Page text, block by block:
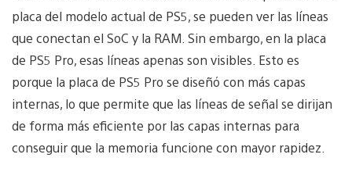
placa del modelo actual de PS5, se pueden ver las líneas
que conectan el SoC y la RAM. Sin embargo, en la placa
de PS5 Pro, esas líneas apenas son visibles. Esto es
porque la placa de PS5 Pro se diseñó con más capas
internas, lo que permite que las líneas de señal se dirijan
de forma más eficiente por las capas internas para
conseguir que la memoria funcione con mayor rapidez.